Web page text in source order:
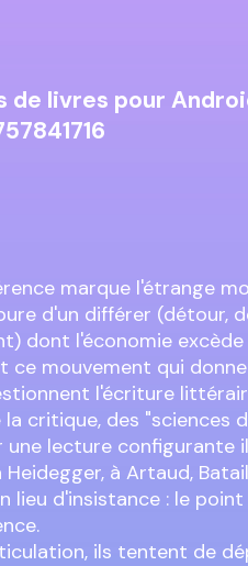
de livres pour
marque l'étrange
d'un différer (détour,
dont l'économie
ce mouvement qui
l'écriture
critique, des "sciences
une lecture configurante
Heidegger, à Artaud,
lieu d'insistance : le
ils tentent de